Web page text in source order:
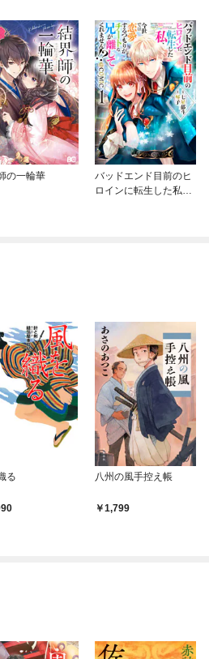
の一輪華
バッドエンド目前のヒ
ロインに転生した私、
る 八州の風手控え帳
1,799